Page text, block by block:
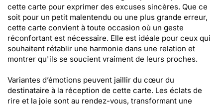
cette carte pour exprimer des excuses sincères. Que ce
soit pour un petit malentendu ou une plus grande erreur,
cette carte convient à toute occasion où un geste
réconfortant est nécessaire. Elle est idéale pour ceux qui
souhaitent rétablir une harmonie dans une relation et
montrer qu'ils se soucient vraiment de leurs proches.
Variantes d’émotions peuvent jaillir du cœur du
destinataire à la réception de cette carte. Les éclats de
rire et la joie sont au rendez-vous, transformant une